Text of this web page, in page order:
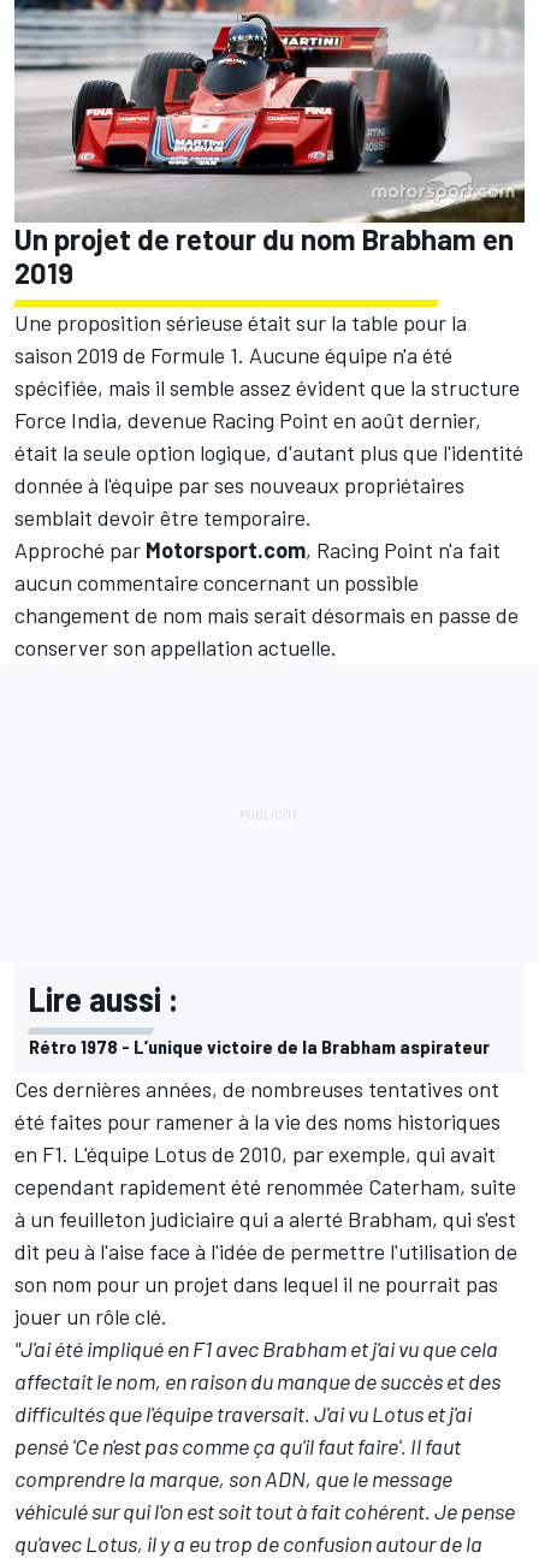
Un projet de retour du nom Brabham en
2019
Une proposition sérieuse était sur la table pour la
saison 2019 de Formule 1. Aucune équipe n'a été
spécifiée, mais il semble assez évident que la structure
Force India, devenue Racing Point en août dernier,
était la seule option logique, d'autant plus que l'identité
donnée à l'équipe par ses nouveaux propriétaires
semblait devoir être temporaire.
Approché par Motorsport.com, Racing Point n'a fait
aucun commentaire concernant un possible
changement de nom mais serait désormais en passe de
conserver son appellation actuelle.
Lire aussi :
Rétro 1978 - L’unique victoire de la Brabham aspirateur
Ces dernières années, de nombreuses tentatives ont
été faites pour ramener à la vie des noms historiques
en F1. L'équipe Lotus de 2010, par exemple, qui avait
cependant rapidement été renommée Caterham, suite
à un feuilleton judiciaire qui a alerté Brabham, qui s'est
dit peu à l'aise face à l'idée de permettre l'utilisation de
son nom pour un projet dans lequel il ne pourrait pas
jouer un rôle clé.
"J'ai été impliqué en F1 avec Brabham et j'ai vu que cela
affectait le nom, en raison du manque de succès et des
difficultés que l'équipe traversait. J'ai vu Lotus et j'ai
pensé 'Ce n'est pas comme ça qu'il faut faire'. Il faut
comprendre la marque, son ADN, que le message
véhiculé sur qui l'on est soit tout à fait cohérent. Je pense
qu'avec Lotus, il y a eu trop de confusion autour de la